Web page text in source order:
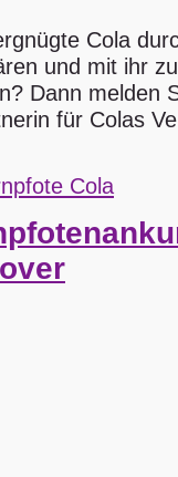
Cola
und mit ihr
Dann melden
für Colas
Cola